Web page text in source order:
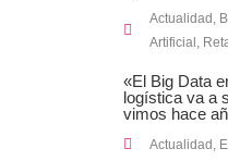
Actualidad
Artificial
«El Big Data
logística va a
vimos hace
Actualidad